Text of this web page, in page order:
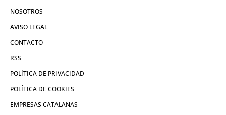
NOSOTROS
AVISO LEGAL
CONTACTO
RSS
POLÍTICA DE PRIVACIDAD
POLÍTICA DE COOKIES
EMPRESAS CATALANAS